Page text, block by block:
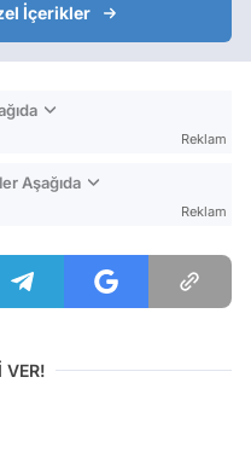
İçerikler
Reklam
Aşağıda
Reklam
VER!